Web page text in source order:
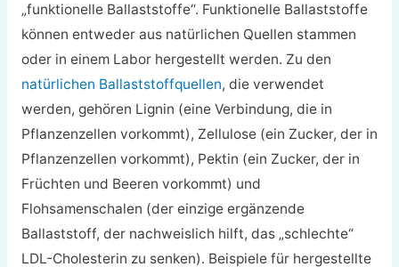
„funktionelle Ballaststoffe“. Funktionelle Ballaststoffe
können entweder aus natürlichen Quellen stammen
oder in einem Labor hergestellt werden. Zu den
natürlichen Ballaststoffquellen, die verwendet
werden, gehören Lignin (eine Verbindung, die in
Pflanzenzellen vorkommt), Zellulose (ein Zucker, der in
Pflanzenzellen vorkommt), Pektin (ein Zucker, der in
Früchten und Beeren vorkommt) und
Flohsamenschalen (der einzige ergänzende
Ballaststoff, der nachweislich hilft, das „schlechte“
LDL-Cholesterin zu senken). Beispiele für hergestellte